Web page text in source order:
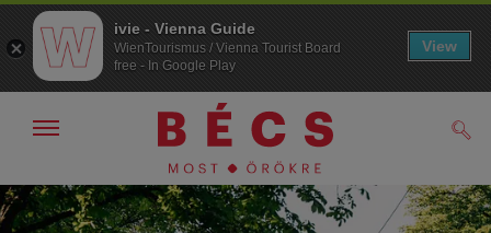
A
navigációhoz
A
tartalomhoz
Navigáció
elrejtése
ivie - Vienna Guide
WienTourismus / Vienna Tourist Board
free - In Google Play
View